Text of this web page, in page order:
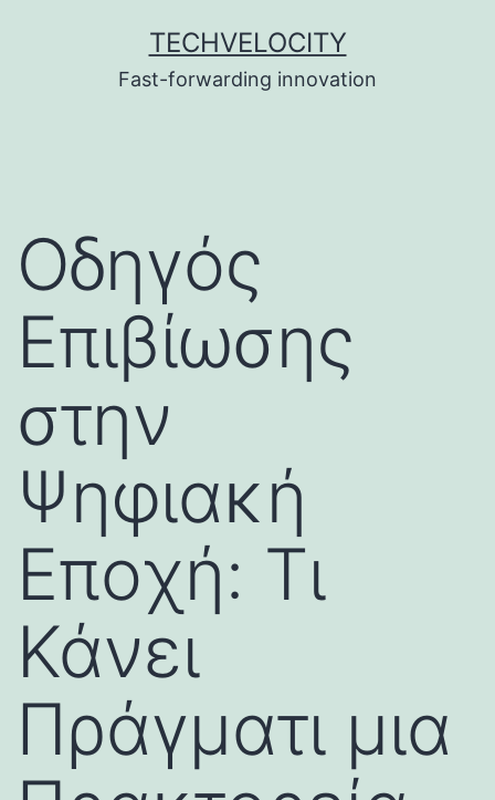
TECHVELOCITY
Fast-forwarding innovation
Οδηγός
Επιβίωσης
στην
Ψηφιακή
Εποχή: Τι
Κάνει
Πράγματι μια